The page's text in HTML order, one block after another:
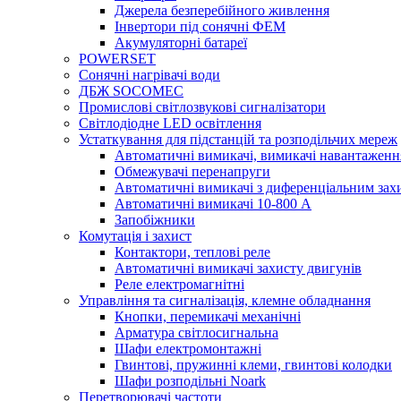
Джерела безперебійного живлення
Інвертори під сонячні ФЕМ
Акумуляторні батареї
POWERSET
Сонячні нагрівачі води
ДБЖ SOCOMEC
Промислові світлозвукові сигналізатори
Світлодіодне LED освітлення
Устаткування для підстанцій та розподільчих мереж
Автоматичні вимикачі, вимикачі
Обмежувачі перенапруги
Автоматичні вимикачі з диференціальним
Автоматичні вимикачі 10-800 А
Запобіжники
Комутація і захист
Контактори, теплові реле
Автоматичні вимикачі захисту двигунів
Реле електромагнітні
Управління та сигналізація, клемне обладнання
Кнопки, перемикачі механічні
Арматура світлосигнальна
Шафи електромонтажні
Гвинтові, пружинні клеми, гвинтові колодки
Шафи розподільні Noark
Перетворювачі частоти